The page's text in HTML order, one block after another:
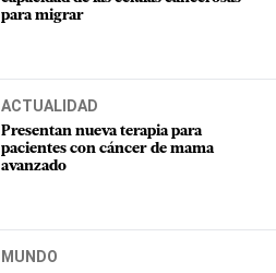
para migrar
ACTUALIDAD
Presentan nueva terapia para
pacientes con cáncer de mama
avanzado
MUNDO